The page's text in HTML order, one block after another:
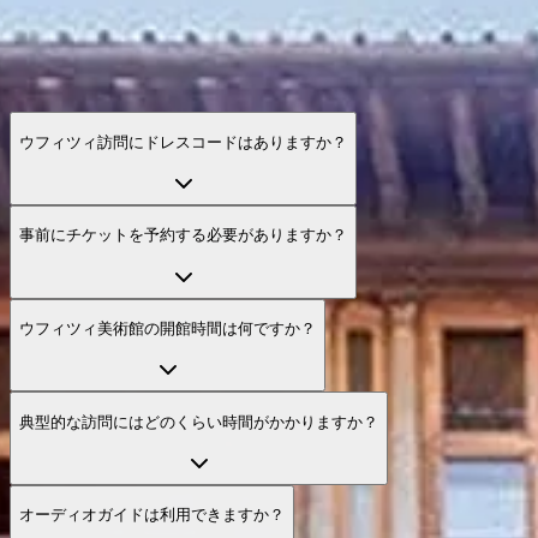
ウフィツィ訪問にドレスコードはありますか？
事前にチケットを予約する必要がありますか？
ウフィツィ美術館の開館時間は何ですか？
典型的な訪問にはどのくらい時間がかかりますか？
オーディオガイドは利用できますか？